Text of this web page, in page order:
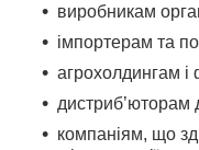
виробникам
імпортерам та
агрохолдингам
дистриб’юторам
компаніям, що